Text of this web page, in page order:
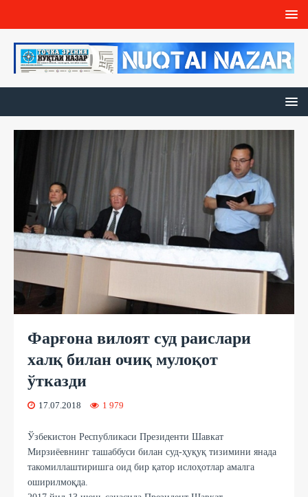
Фарғона вилоят суд раислари
халқ билан очиқ мулоқот
ўтказди
17.07.2018 1 979
Ўзбекистон Республикаси Президенти Шавкат
Мирзиёевнинг ташаббуси билан суд-ҳуқуқ тизимини янада
такомиллаштиришга оид бир қатор ислоҳотлар амалга
оширилмоқда.